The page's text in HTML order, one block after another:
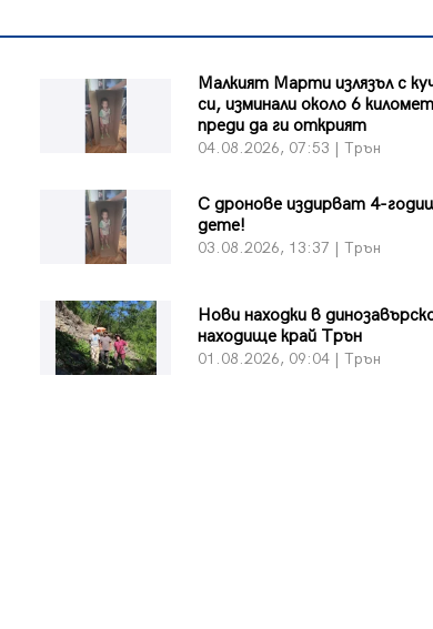
Малкият Марти излязъл с
си, изминали около 6
преди да ги открият
04.08.2026, 07:53 | Трън
С дронове издирват 4-
дете!
03.08.2026, 13:37 | Трън
Нови находки в
находище край Трън
01.08.2026, 09:04 | Трън